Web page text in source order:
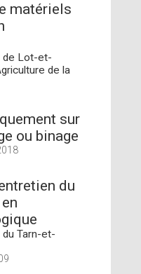
matériels
de Lot-et-
de la
sur
ou binage
du
Tarn-et-